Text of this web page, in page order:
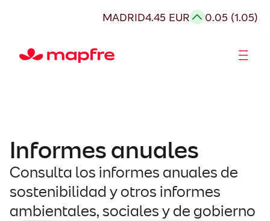
MADRID4.45 EUR 0.05 (1.05)
Informes anuales
Consulta los informes anuales de
sostenibilidad y otros informes
ambientales, sociales y de gobierno